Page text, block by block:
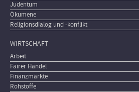
Judentum
Ökumene
Religionsdialog und -konflikt
WIRTSCHAFT
Arbeit
Fairer Handel
Finanzmärkte
Rohstoffe